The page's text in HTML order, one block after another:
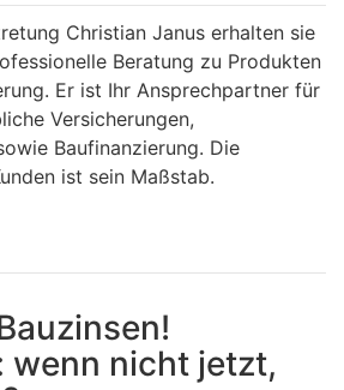
Christian Janus erhalten sie
Beratung zu Produkten
Er ist Ihr Ansprechpartner für
Versicherungen,
Baufinanzierung. Die
ist sein Maßstab.
wenn nicht jetzt,